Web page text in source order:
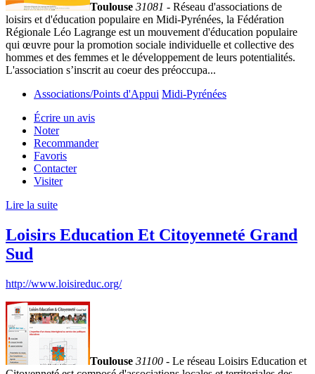
Toulouse 31081 - Réseau d'associations de
loisirs et d'éducation populaire en Midi-Pyrénées, la Fédération
Régionale Léo Lagrange est un mouvement d'éducation populaire
qui œuvre pour la promotion sociale individuelle et collective des
hommes et des femmes et le développement de leurs potentialités.
L'association s’inscrit au coeur des préoccupa...
Associations/Points d'Appui Midi-Pyrénées
Écrire un avis
Noter
Recommander
Favoris
Contacter
Visiter
Lire la suite
Loisirs Education Et Citoyenneté Grand
Sud
http://www.loisireduc.org/
Toulouse 31100 - Le réseau Loisirs Education et